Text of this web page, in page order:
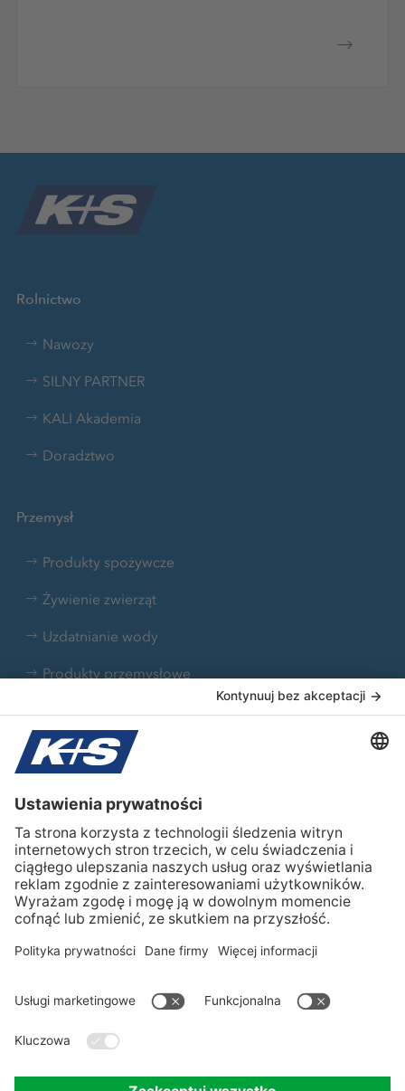
Rolnictwo
Nawozy
SILNY PARTNER
KALI Akademia
Doradztwo
Przemysł
Produkty spożywcze
Żywienie zwierząt
Uzdatnianie wody
Produkty przemysłowe
Farmaceutyczne
Gospodarowanie odpadami
Sól drogowa
Sól drogowa
K+S Polska
O nas
K+S global